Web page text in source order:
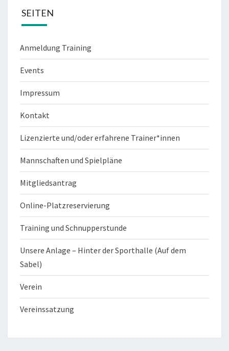
SEITEN
Anmeldung Training
Events
Impressum
Kontakt
Lizenzierte und/oder erfahrene Trainer*innen
Mannschaften und Spielpläne
Mitgliedsantrag
Online-Platzreservierung
Training und Schnupperstunde
Unsere Anlage – Hinter der Sporthalle (Auf dem
Sabel)
Verein
Vereinssatzung